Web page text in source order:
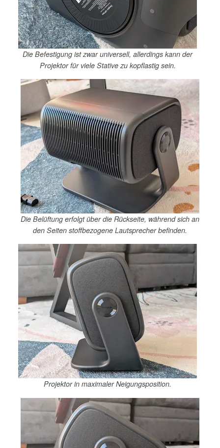
Die Befestigung ist zwar universell, allerdings kann der
Projektor für viele Stative zu kopflastig sein.
Die Belüftung erfolgt über die Rückseite, während sich an
den Seiten stoffbezogene Lautsprecher befinden.
Projektor in maximaler Neigungsposition.